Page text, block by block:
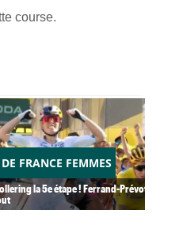
course.
FRANCE FEMMES
la 5e étape ! Ferrand-Prévot